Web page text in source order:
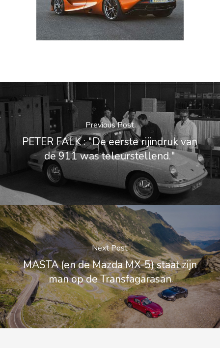
Previous Post
PETER FALK : "De eerste rijindruk van
de 911 was teleurstellend."
Next Post
MASTA (en de Mazda MX-5) staat zijn
man op de Transfagarasan